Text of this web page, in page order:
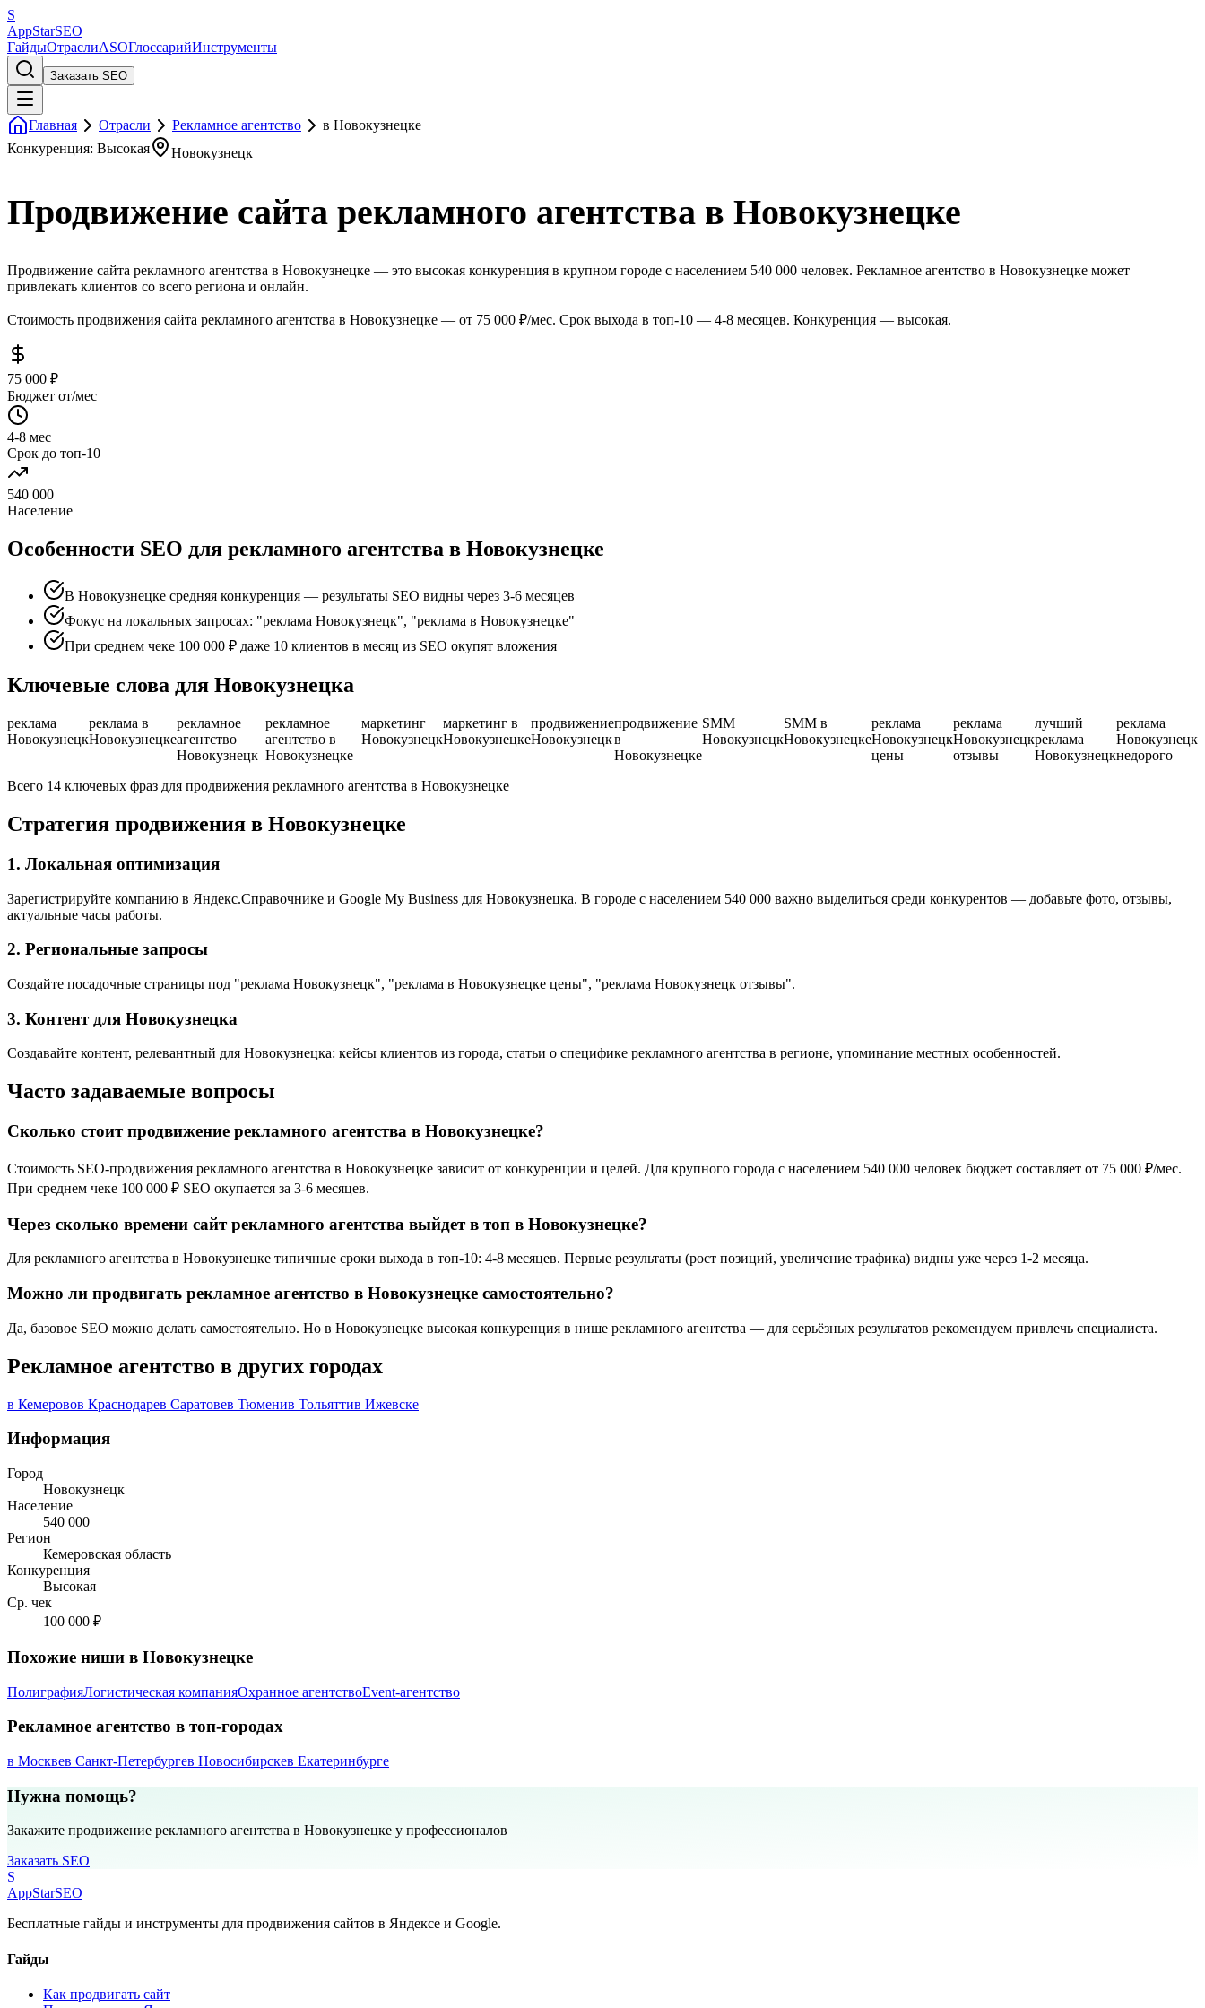
S
AppStarSEO
ГайдыОтраслиASOГлоссарийИнструменты
Заказать SEO
Главная Отрасли Рекламное агентство
в Новокузнецке
Конкуренция: Высокая
Новокузнецк
Продвижение сайта рекламного агентства в Новокузнецке
Продвижение сайта рекламного агентства в Новокузнецке — это высокая конкуренция в крупном городе с населением 540 000 человек. Рекламное агентство в Новокузнецке может
привлекать клиентов со всего региона и онлайн.
Стоимость продвижения сайта рекламного агентства в Новокузнецке — от 75 000 ₽/мес. Срок выхода в топ-10 — 4-8 месяцев. Конкуренция — высокая.
75 000 ₽
Бюджет от/мес
4-8 мес
Срок до топ-10
540 000
Население
Особенности SEO для рекламного агентства в Новокузнецке
В Новокузнецке средняя конкуренция — результаты SEO видны через 3-6 месяцев
Фокус на локальных запросах: "реклама Новокузнецк", "реклама в Новокузнецке"
При среднем чеке 100 000 ₽ даже 10 клиентов в месяц из SEO окупят вложения
Ключевые слова для Новокузнецка
реклама
Новокузнецк
реклама в
Новокузнецке
рекламное
агентство
Новокузнецк
рекламное
агентство в
Новокузнецке
маркетинг
Новокузнецк
маркетинг в
Новокузнецке
продвижение
Новокузнецк
продвижение
в
Новокузнецке
SMM
Новокузнецк
SMM в
Новокузнецке
реклама
Новокузнецк
цены
реклама
Новокузнецк
отзывы
лучший
реклама
Новокузнецк
реклама
Новокузнецк
недорого
Всего 14 ключевых фраз для продвижения рекламного агентства в Новокузнецке
Стратегия продвижения в Новокузнецке
1. Локальная оптимизация
Зарегистрируйте компанию в Яндекс.Справочнике и Google My Business для Новокузнецка. В городе с населением 540 000 важно выделиться среди конкурентов — добавьте фото, отзывы,
актуальные часы работы.
2. Региональные запросы
Создайте посадочные страницы под "реклама Новокузнецк", "реклама в Новокузнецке цены", "реклама Новокузнецк отзывы".
3. Контент для Новокузнецка
Создавайте контент, релевантный для Новокузнецка: кейсы клиентов из города, статьи о специфике рекламного агентства в регионе, упоминание местных особенностей.
Часто задаваемые вопросы
Сколько стоит продвижение рекламного агентства в Новокузнецке?
Стоимость SEO-продвижения рекламного агентства в Новокузнецке зависит от конкуренции и целей. Для крупного города с населением 540 000 человек бюджет составляет от 75 000 ₽/мес.
При среднем чеке 100 000 ₽ SEO окупается за 3-6 месяцев.
Через сколько времени сайт рекламного агентства выйдет в топ в Новокузнецке?
Для рекламного агентства в Новокузнецке типичные сроки выхода в топ-10: 4-8 месяцев. Первые результаты (рост позиций, увеличение трафика) видны уже через 1-2 месяца.
Можно ли продвигать рекламное агентство в Новокузнецке самостоятельно?
Да, базовое SEO можно делать самостоятельно. Но в Новокузнецке высокая конкуренция в нише рекламного агентства — для серьёзных результатов рекомендуем привлечь специалиста.
Рекламное агентство в других городах
в Кемеровов Краснодарев Саратовев Тюменив Тольяттив Ижевске
Информация
Город
Новокузнецк
Население
540 000
Регион
Кемеровская область
Конкуренция
Высокая
Ср. чек
100 000 ₽
Похожие ниши в Новокузнецке
ПолиграфияЛогистическая компанияОхранное агентствоEvent-агентство
Рекламное агентство в топ-городах
в Москвев Санкт-Петербургев Новосибирскев Екатеринбурге
Нужна помощь?
Закажите продвижение рекламного агентства в Новокузнецке у профессионалов
Заказать SEO
S
AppStarSEO
Бесплатные гайды и инструменты для продвижения сайтов в Яндексе и Google.
Гайды
Как продвигать сайт